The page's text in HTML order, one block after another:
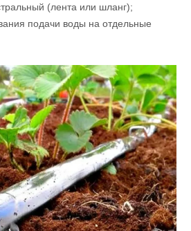
(лента или шланг);
подачи воды на отдельные